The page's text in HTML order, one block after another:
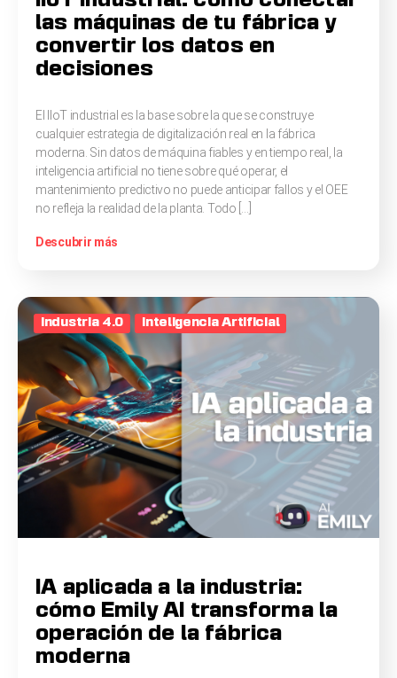
las máquinas de tu fábrica y
convertir los datos en
decisiones
El IIoT industrial es la base sobre la que se construye
cualquier estrategia de digitalización real en la fábrica
moderna. Sin datos de máquina fiables y en tiempo real, la
inteligencia artificial no tiene sobre qué operar, el
mantenimiento predictivo no puede anticipar fallos y el OEE
no refleja la realidad de la planta. Todo […]
Descubrir más
Industria 4.0 Inteligencia Artificial
IA aplicada a la industria:
cómo Emily AI transforma la
operación de la fábrica
moderna